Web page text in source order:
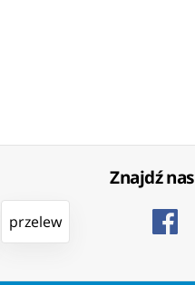
przelew
Znajdź nas